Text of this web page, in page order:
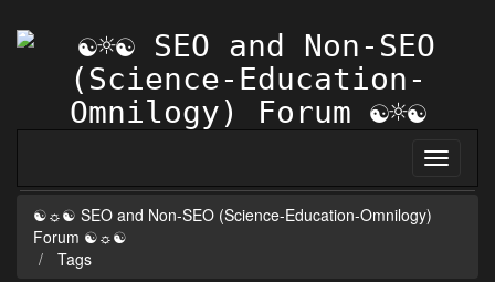
☯☼☯ SEO and Non-SEO (Science-Education-Omnilogy)
Forum ☯☼☯
Tags